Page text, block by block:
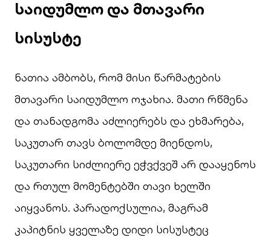
საიდუმლო და მთავარი
სისუსტე
ნათია ამბობს, რომ მისი წარმატების
მთავარი საიდუმლო ოჯახია. მათი რწმენა
და თანადგომა აძლიერებს და ეხმარება,
საკუთარ თავს ბოლომდე მიენდოს,
საკუთარი სიძლიერე ეჭვქვეშ არ დააყენოს
და რთულ მომენტებში თავი ხელში
აიყვანოს. პარადოქსულია, მაგრამ
კაპიტნის ყველაზე დიდი სისუსტეც